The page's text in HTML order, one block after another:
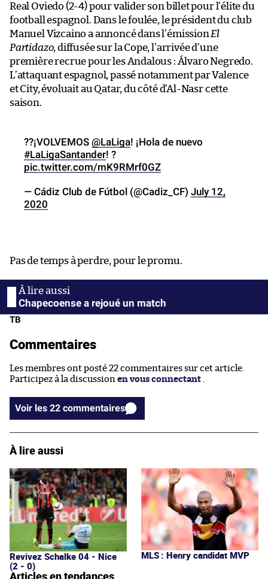
Real Oviedo (2-4) pour valider son billet pour l’élite du
football espagnol. Dans le foulée, le président du club
Manuel Vizcaino a annoncé dans l’émission El
Partidazo, diffusée sur la Cope, l’arrivée d’une
première recrue pour les Andalous : Álvaro Negredo.
L’attaquant espagnol, passé notamment par Valence
et City, évoluait au Qatar, du côté d’Al-Nasr cette
saison.
??¡VOLVEMOS @LaLiga! ¡Hola de nuevo
#LaLigaSantander! ?
pic.twitter.com/mK9RMrf0GZ
— Cádiz Club de Fútbol (@Cadiz_CF) July 12,
2020
Pas de temps à perdre, pour le promu.
Chapecoense a rejoué un match
TB
Commentaires
Les membres ont posté 22 commentaires sur cet article.
Participez à la discussion en vous connectant
Voir les 22 commentaires
À lire aussi
Revivez Schalke 04 - Nice
(2 - 0)
MLS : Henry candidat MVP